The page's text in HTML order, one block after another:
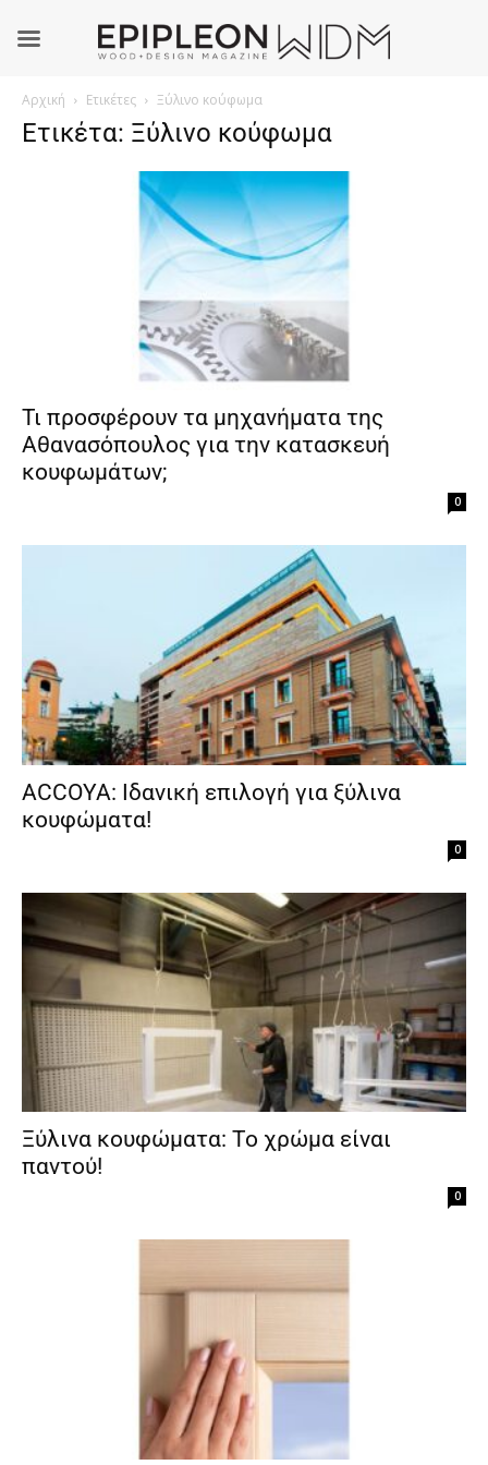
Αρχική Ετικέτες Ξύλινο κούφωμα
Ετικέτα: Ξύλινο κούφωμα
Τι προσφέρουν τα μηχανήματα της
Αθανασόπουλος για την κατασκευή
κουφωμάτων;
0
ACCOYA: Ιδανική επιλογή για ξύλινα
κουφώματα!
0
Ξύλινα κουφώματα: Το χρώμα είναι
παντού!
0